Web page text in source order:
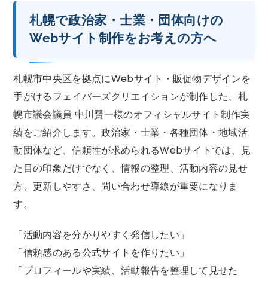
札幌で政治家・士業・団体向けの
Webサイト制作をお考えの方へ
札幌市中央区を拠点にWebサイト・販促物デザインを
手がけるフェイバーズクリエイションが制作した、札
幌市議会議員 中川賢一様のオフィシャルサイト制作実
績をご紹介します。政治家・士業・各種団体・地域活
動団体など、信頼性が求められるWebサイトでは、見
た目の印象だけでなく、情報の整理、活動内容の見せ
方、更新しやすさ、問い合わせ導線が重要になりま
す。
「活動内容を分かりやすく発信したい」
「信頼感のある公式サイトを作りたい」
「プロフィールや実績、活動報告を整理して見せた